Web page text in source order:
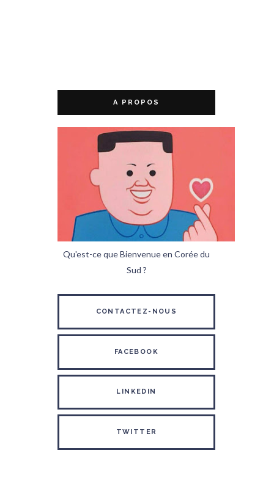
A PROPOS
Qu'est-ce que Bienvenue en Corée du
Sud ?
CONTACTEZ-NOUS
FACEBOOK
LINKEDIN
TWITTER